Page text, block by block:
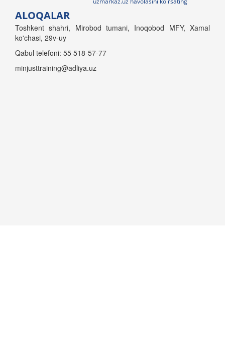
ALOQALAR
Toshkent shahri, Mirobod tumani, Inoqobod MFY, Xamal
ko'chasi, 29v-uy
Qabul telefoni: 55 518-57-77
minjusttraining@adliya.uz